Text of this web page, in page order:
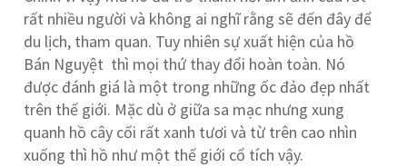
rất nhiều người và không ai nghĩ rằng sẽ đến đây để
du lịch, tham quan. Tuy nhiên sự xuất hiện của hồ
Bán Nguyệt thì mọi thứ thay đổi hoàn toàn. Nó
được đánh giá là một trong những ốc đảo đẹp nhất
trên thế giới. Mặc dù ở giữa sa mạc nhưng xung
quanh hồ cây cối rất xanh tươi và từ trên cao nhìn
xuống thì hồ như một thế giới cổ tích vậy.